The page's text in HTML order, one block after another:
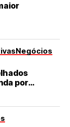
Negócios
por